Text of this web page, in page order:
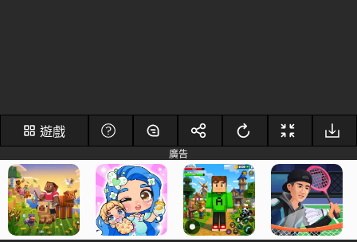
遊戲
廣告